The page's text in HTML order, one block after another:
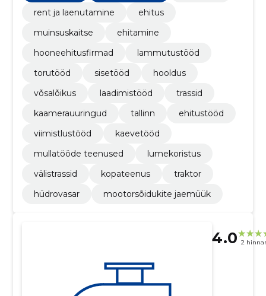
rent ja laenutamine
ehitus
muinsuskaitse
ehitamine
hooneehitusfirmad
lammutustööd
torutööd
sisetööd
hooldus
võsalõikus
laadimistööd
trassid
kaamerauuringud
tallinn
ehitustööd
viimistlustööd
kaevetööd
mullatööde teenused
lumekoristus
välistrassid
kopateenus
traktor
hüdrovasar
mootorsõidukite jaemüük
4.0 2